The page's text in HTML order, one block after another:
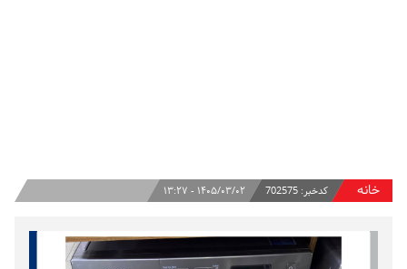
خانه کدخبر: 702575 ۱۴۰۵/۰۳/۰۲ - ۱۳:۲۷